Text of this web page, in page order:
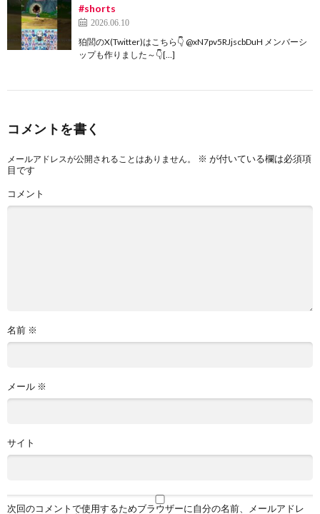
#shorts
2026.06.10
狛閭のX(Twitter)はこちら👇 @xN7pv5RJjscbDuH メンバーシ
ップも作りました～👇[…]
コメントを書く
メールアドレスが公開されることはありません。 ※ が付いている欄は必須項
目です
コメント
名前 ※
メール ※
サイト
次回のコメントで使用するためブラウザーに自分の名前、メールアドレ